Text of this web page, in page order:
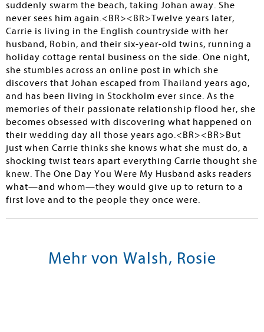
suddenly swarm the beach, taking Johan away. She
never sees him again.<BR><BR>Twelve years later,
Carrie is living in the English countryside with her
husband, Robin, and their six-year-old twins, running a
holiday cottage rental business on the side. One night,
she stumbles across an online post in which she
discovers that Johan escaped from Thailand years ago,
and has been living in Stockholm ever since. As the
memories of their passionate relationship flood her, she
becomes obsessed with discovering what happened on
their wedding day all those years ago.<BR><BR>But
just when Carrie thinks she knows what she must do, a
shocking twist tears apart everything Carrie thought she
knew. The One Day You Were My Husband asks readers
what—and whom—they would give up to return to a
first love and to the people they once were.
Mehr von Walsh, Rosie